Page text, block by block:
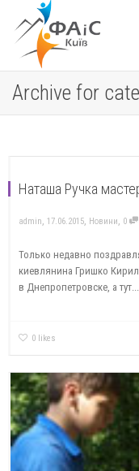
Archive for
Наташа Ручка
admin, 17.06.2015, Новини, 0
Только недавно
киевлянина Гришко
в Днепропетровске, а тут...
0 likes